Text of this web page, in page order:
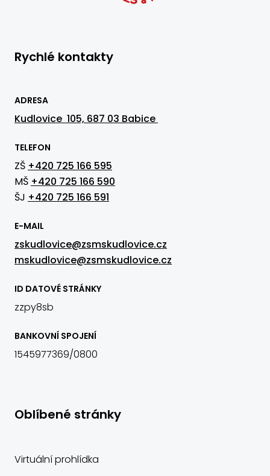
Rychlé kontakty
ADRESA
Kudlovice 105, 687 03 Babice
TELEFON
ZŠ +420 725 166 595
MŠ +420 725 166 590
ŠJ +420 725 166 591
E-MAIL
zskudlovice@zsmskudlovice.cz
mskudlovice@zsmskudlovice.cz
ID DATOVÉ STRÁNKY
zzpy8sb
BANKOVNÍ SPOJENÍ
1545977369/0800
Oblíbené stránky
Virtuální prohlídka